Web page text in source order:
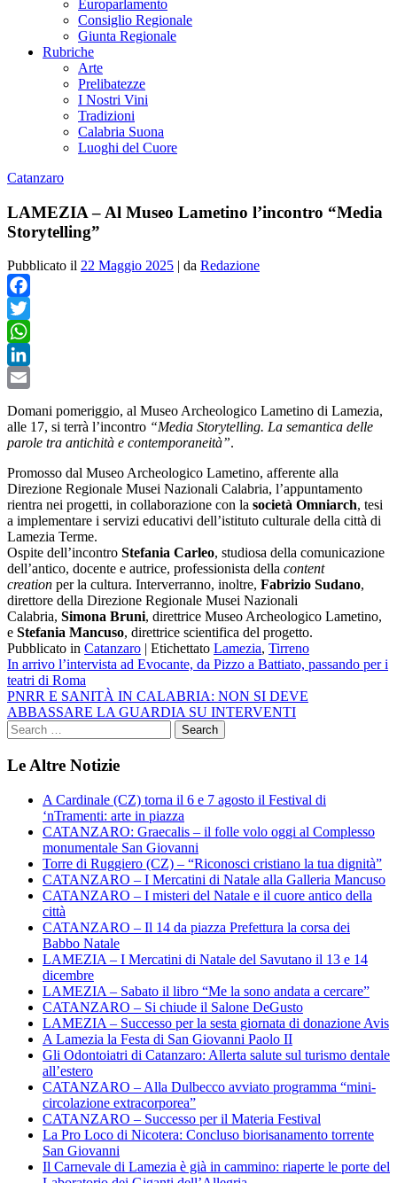
Europarlamento
Consiglio Regionale
Giunta Regionale
Rubriche
Arte
Prelibatezze
I Nostri Vini
Tradizioni
Calabria Suona
Luoghi del Cuore
Catanzaro
LAMEZIA – Al Museo Lametino l’incontro “Media
Storytelling”
Pubblicato il 22 Maggio 2025 | da Redazione
Facebook
Twitter
WhatsApp
LinkedIn
Domani pomeriggio, al Museo Archeologico Lametino di Lamezia,
alle 17, si terrà l’incontro “Media Storytelling. La semantica delle
parole tra antichità e contemporaneità”.
Promosso dal Museo Archeologico Lametino, afferente alla
Direzione Regionale Musei Nazionali Calabria, l’appuntamento
rientra nei progetti, in collaborazione con la società Omniarch, tesi
a implementare i servizi educativi dell’istituto culturale della città di
Lamezia Terme.
Ospite dell’incontro Stefania Carleo, studiosa della comunicazione
dell’antico, docente e autrice, professionista della content
creation per la cultura. Interverranno, inoltre, Fabrizio Sudano,
direttore della Direzione Regionale Musei Nazionali
Calabria, Simona Bruni, direttrice Museo Archeologico Lametino,
e Stefania Mancuso, direttrice scientifica del progetto.
Pubblicato in Catanzaro | Etichettato Lamezia, Tirreno
Navigazione
articoli
In arrivo l’intervista ad Evocante, da Pizzo a Battiato, passando per i
teatri di Roma
PNRR E SANITÀ IN CALABRIA: NON SI DEVE
ABBASSARE LA GUARDIA SU INTERVENTI
Le Altre Notizie
A Cardinale (CZ) torna il 6 e 7 agosto il Festival di
‘nTramenti: arte in piazza
CATANZARO: Graecalis – il folle volo oggi al Complesso
monumentale San Giovanni
Torre di Ruggiero (CZ) – “Riconosci cristiano la tua dignità”
CATANZARO – I Mercatini di Natale alla Galleria Mancuso
CATANZARO – I misteri del Natale e il cuore antico della
città
CATANZARO – Il 14 da piazza Prefettura la corsa dei
Babbo Natale
LAMEZIA – I Mercatini di Natale del Savutano il 13 e 14
dicembre
LAMEZIA – Sabato il libro “Me la sono andata a cercare”
CATANZARO – Si chiude il Salone DeGusto
LAMEZIA – Successo per la sesta giornata di donazione Avis
A Lamezia la Festa di San Giovanni Paolo II
Gli Odontoiatri di Catanzaro: Allerta salute sul turismo dentale
all’estero
CATANZARO – Alla Dulbecco avviato programma “mini-
circolazione extracorporea”
CATANZARO – Successo per il Materia Festival
La Pro Loco di Nicotera: Concluso biorisanamento torrente
San Giovanni
Il Carnevale di Lamezia è già in cammino: riaperte le porte del